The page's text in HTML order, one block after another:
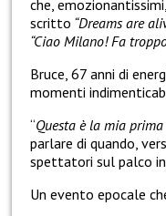
che,
scritto “Dreams are
“Ciao Milano! Fa
Bruce, 67 anni di
momenti
“Questa è la mia
parlare di quando,
spettatori sul palco
Un evento epocale